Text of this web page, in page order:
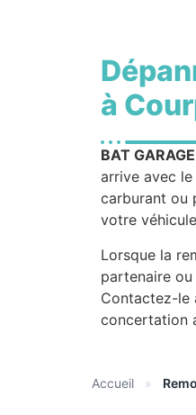
à
BAT GARAGE
arrive avec
carburant ou
votre
Lorsque la
partenaire
Contactez-le
concertation
Accueil »